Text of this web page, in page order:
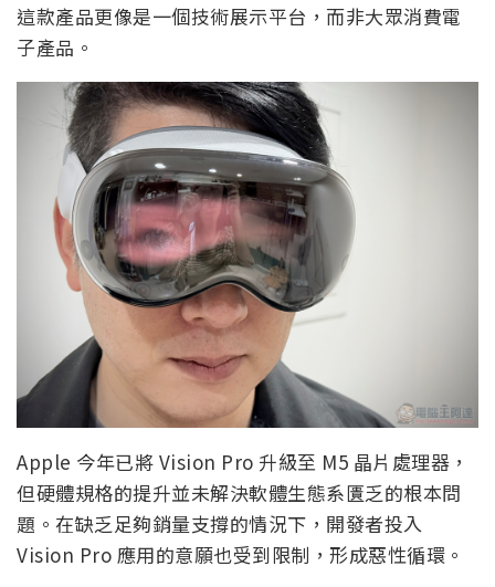
這款產品更像是一個技術展示平台，而非大眾消費電
子產品。
Apple 今年已將 Vision Pro 升級至 M5 晶片處理器，
但硬體規格的提升並未解決軟體生態系匱乏的根本問
題。在缺乏足夠銷量支撐的情況下，開發者投入
Vision Pro 應用的意願也受到限制，形成惡性循環。